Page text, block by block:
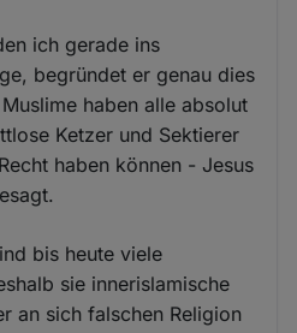
ich gerade ins
begründet er genau dies
haben alle absolut
Ketzer und Sektierer
haben können - Jesus
bis heute viele
sie innerislamische
an sich falschen Religion